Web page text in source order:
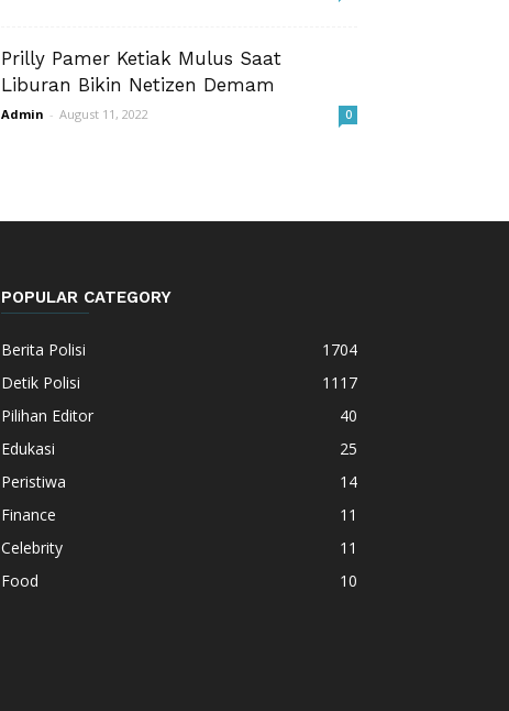
Prilly Pamer Ketiak Mulus Saat
Liburan Bikin Netizen Demam
Admin - August 11, 2022 0
POPULAR CATEGORY
Berita Polisi
1704
Detik Polisi
1117
Pilihan Editor
40
Edukasi
25
Peristiwa
14
Finance
11
Celebrity
11
Food
10